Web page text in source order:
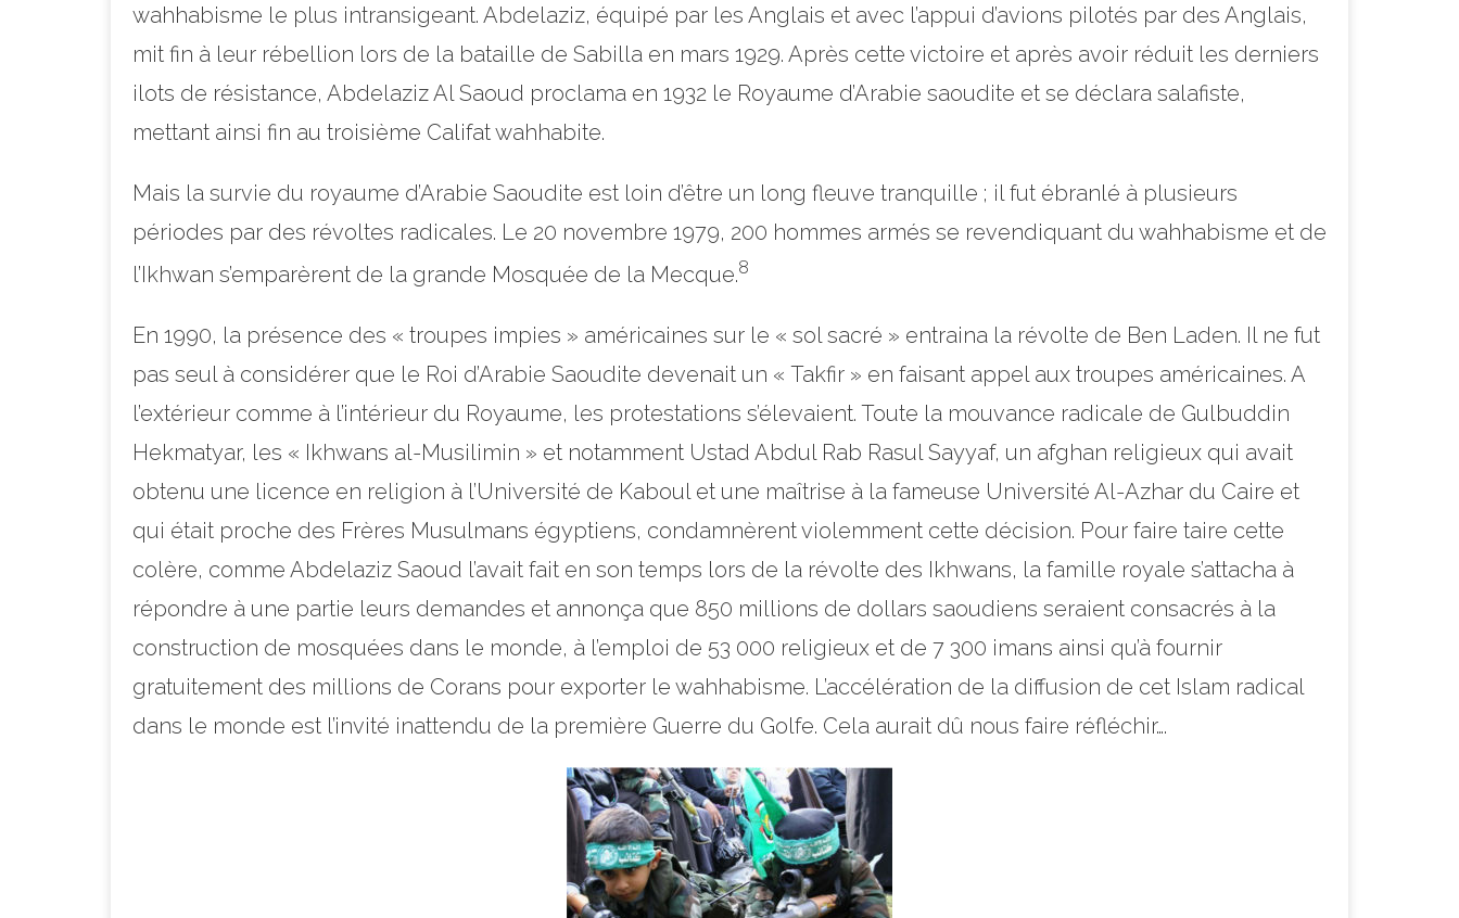
wahhabisme le plus intransigeant. Abdelaziz, équipé par les Anglais et avec l’appui d’avions pilotés par des Anglais,
mit fin à leur rébellion lors de la bataille de Sabilla en mars 1929. Après cette victoire et après avoir réduit les derniers
ilots de résistance, Abdelaziz Al Saoud proclama en 1932 le Royaume d’Arabie saoudite et se déclara salafiste,
mettant ainsi fin au troisième Califat wahhabite.
Mais la survie du royaume d’Arabie Saoudite est loin d’être un long fleuve tranquille ; il fut ébranlé à plusieurs
périodes par des révoltes radicales. Le 20 novembre 1979, 200 hommes armés se revendiquant du wahhabisme et de
l’Ikhwan s’emparèrent de la grande Mosquée de la Mecque.8
En 1990, la présence des « troupes impies » américaines sur le « sol sacré » entraina la révolte de Ben Laden. Il ne fut
pas seul à considérer que le Roi d’Arabie Saoudite devenait un « Takfir » en faisant appel aux troupes américaines. A
l’extérieur comme à l’intérieur du Royaume, les protestations s’élevaient. Toute la mouvance radicale de Gulbuddin
Hekmatyar, les « Ikhwans al-Musilimin » et notamment Ustad Abdul Rab Rasul Sayyaf, un afghan religieux qui avait
obtenu une licence en religion à l’Université de Kaboul et une maîtrise à la fameuse Université Al-Azhar du Caire et
qui était proche des Frères Musulmans égyptiens, condamnèrent violemment cette décision. Pour faire taire cette
colère, comme Abdelaziz Saoud l’avait fait en son temps lors de la révolte des Ikhwans, la famille royale s’attacha à
répondre à une partie leurs demandes et annonça que 850 millions de dollars saoudiens seraient consacrés à la
construction de mosquées dans le monde, à l’emploi de 53 000 religieux et de 7 300 imans ainsi qu’à fournir
gratuitement des millions de Corans pour exporter le wahhabisme. L’accélération de la diffusion de cet Islam radical
dans le monde est l’invité inattendu de la première Guerre du Golfe. Cela aurait dû nous faire réfléchir….